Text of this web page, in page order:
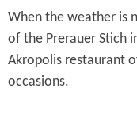
When the weather is
of the Prerauer Stich
Akropolis restaurant
occasions.